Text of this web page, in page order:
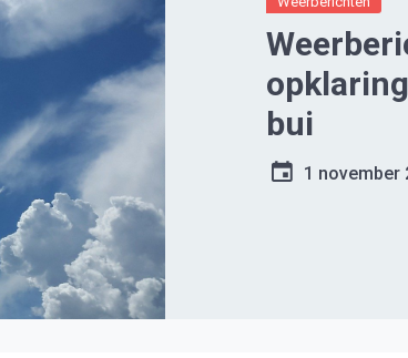
bui
1 november